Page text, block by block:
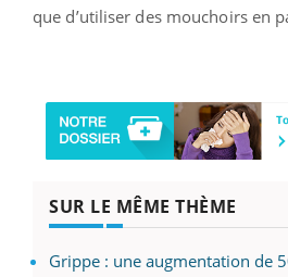
que d’utiliser des mouchoirs en
SUR LE MÊME THÈME
Grippe : une augmentation de